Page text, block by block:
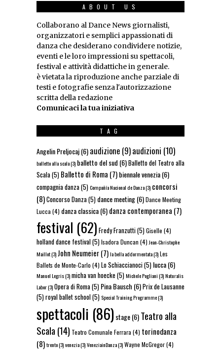
ABOUT US
Collaborano al Dance News giornalisti,
organizzatori e semplici appassionati di
danza che desiderano condividere notizie,
eventi e le loro impressioni su spettacoli,
festival e attività didattiche in generale.
è vietata la riproduzione anche parziale di
testi e fotografie senza l'autorizzazione
scritta della redazione
Comunicaci la tua iniziativa
TAG
Angelin Preljocaj(6)audizione (9)audizioni (10)
balletto alla scala(3) balletto del sud (6)Balletto del Teatro alla
Scala(5) Balletto di Roma (7)biennale venezia(6)
compagnia danza(5)Compañía Nacional de Danza(3) concorsi
(8)Concorso Danza(5) dance meeting(6)Dance Meeting
Lucca (4) danza classica(6)danza contemporanea (7)
festival (62) Fredy Franzutti(5)Giselle (4)
holland dance festival(5)Isadora Duncan (4) Jean-Christophe
Maillot(3)John Neumeier(7)la bella addormentata(3)Les
Ballets de Monte-Carlo (4) Lo Schiaccianoci(5) lucca(6)
Manuel Legris(3)micha van hoecke(5)Michele Pogliani(3)Naturalis
Labor(3)Opera di Roma(5) Pina Bausch (6)Prix de Lausanne
(5)royal ballet school(5)Special Training Programme(3)
spettacoli (86)stage(6)Teatro alla
Scala (14) Teatro Comunale Ferrara (4) torinodanza
(8)trento(3)venezia(3)VeneziainDanza(3)Wayne McGregor(4)